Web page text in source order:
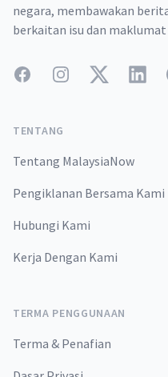
negara, membawakan
berkaitan isu dan
FacebookInstagramTwitter
TENTANG
Tentang MalaysiaNow
Pengiklanan Bersama Kami
Hubungi Kami
Kerja Dengan Kami
TERMA PENGGUNAAN
Terma & Penafian